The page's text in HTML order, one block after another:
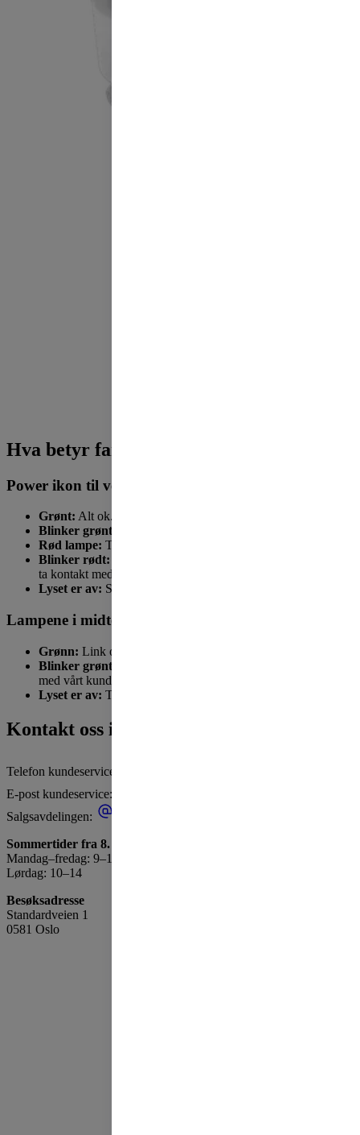
Hva betyr fargen på lampene?
Power ikon til venstre:
Grønt: Alt ok.
Blinker grønt:
Rød lampe: Ta kontakt med vårt kundesenter.
Blinker rødt:
ta kontakt med vårt kundesenter.
Lyset er av: Strømmen er koblet ut.
Lampene i midten:
Grønn: Link ok.
Blinker grønt:
med vårt kundesenter.
Lyset er av: Ta kontakt med vårt kundesenter.
Kontakt oss i OBOS Nett
Telefon kundeservice:
E-post kundeservice:
Salgsavdelingen:
Sommertider fra 8. juni til 23. august
Mandag–fredag: 9–18
Lørdag: 10–14
Besøksadresse
Standardveien 1
0581 Oslo